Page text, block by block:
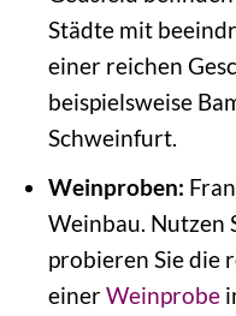
Städte mit
einer reichen
beispielsweise
Schweinfurt.
Weinproben:
Weinbau. Nutzen
probieren Sie die
einerWeinprobe